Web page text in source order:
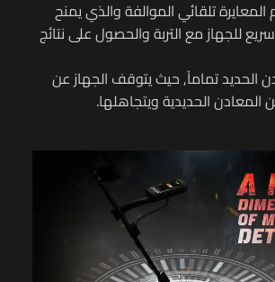
المعايرة تلقائي الموالفة والذي يمنح
للجهاز مع التربة والحصول على نتائج
الحديد تماماً, حيث يتوقف الجهاز عن
المعادن الحديدية ويتجاهلها.